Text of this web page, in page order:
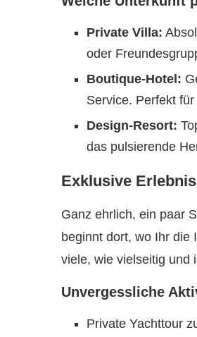
Private Villa:
oder
Boutique-Hotel:
Service. Perfekt
Design-Resort:
das pulsierende
Exklusive
Ganz ehrlich, ein paar
beginnt dort, wo Ihr die
viele, wie vielseitig und
Unvergessliche
Private Yachttour